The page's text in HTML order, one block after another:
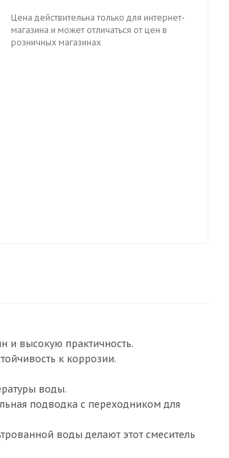
Цена действительна только для интернет-
магазина и может отличаться от цен в
розничных магазинах
и высокую практичность.
к коррозии.
воды.
подводка с переходником для
воды делают этот смеситель